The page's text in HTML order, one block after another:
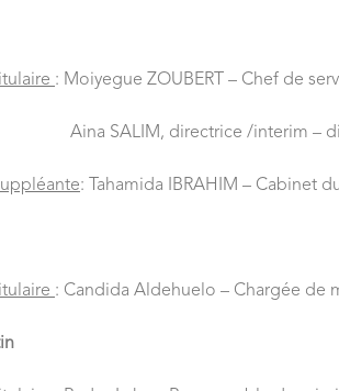
: Moiyegue ZOUBERT – Chef de
directrice /interim –
: Tahamida IBRAHIM – Cabinet
: Candida Aldehuelo – Chargée de